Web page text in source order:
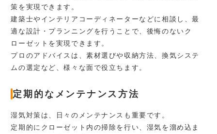
策を実現できます。
建築士やインテリアコーディネーターなどに相談し、最
適な設計・プランニングを行うことで、後悔のないク
ローゼットを実現できます。
プロのアドバイスは、素材選びや収納方法、換気システ
ムの選定など、様々な面で役立ちます。
定期的なメンテナンス方法
湿気対策は、日々のメンテナンスも重要です。
定期的にクローゼット内の掃除を行い、湿気を溜め込ま